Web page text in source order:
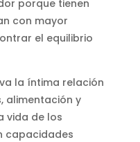
porque tienen
con mayor
el equilibrio
la íntima relación
alimentación y
vida de los
capacidades